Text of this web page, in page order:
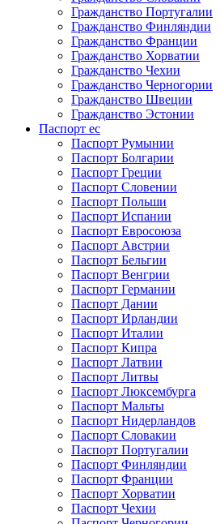
Гражданство Португалии
Гражданство Финляндии
Гражданство Франции
Гражданство Хорватии
Гражданство Чехии
Гражданство Черногории
Гражданство Швеции
Гражданство Эстонии
Паспорт ес
Паспорт Румынии
Паспорт Болгарии
Паспорт Греции
Паспорт Словении
Паспорт Польши
Паспорт Испании
Паспорт Евросоюза
Паспорт Австрии
Паспорт Бельгии
Паспорт Венгрии
Паспорт Германии
Паспорт Дании
Паспорт Ирландии
Паспорт Италии
Паспорт Кипра
Паспорт Латвии
Паспорт Литвы
Паспорт Люксембурга
Паспорт Мальты
Паспорт Нидерландов
Паспорт Словакии
Паспорт Португалии
Паспорт Финляндии
Паспорт Франции
Паспорт Хорватии
Паспорт Чехии